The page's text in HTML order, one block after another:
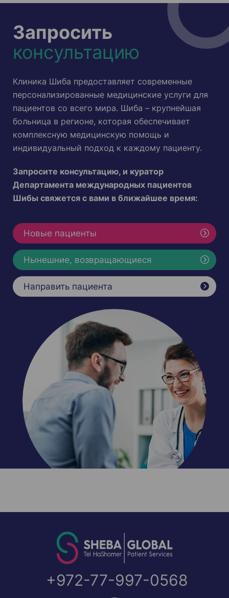
Запросить
консультацию
Клиника Шиба предоставляет современные
персонализированные медицинские услуги для
пациентов со всего мира. Шиба – крупнейшая
больница в регионе, которая обеспечивает
комплексную медицинскую помощь и
индивидуальный подход к каждому пациенту.
Запросите консультацию, и куратор
Департамента международных пациентов
Шибы свяжется с вами в ближайшее время:
Новые пациенты
Нынешние, возвращающиеся
Направить пациента
+972-77-997-0568